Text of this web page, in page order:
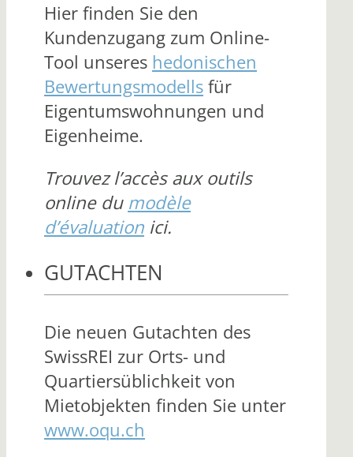
Hier finden Sie den
Kundenzugang zum Online-
Tool unseres hedonischen
Bewertungsmodellsfür
Eigentumswohnungen und
Eigenheime.
Trouvez l’accès aux outils
online du modèle
d’évaluation ici.
GUTACHTEN
Die neuen Gutachten des
SwissREI zur Orts- und
Quartiersüblichkeit von
Mietobjekten finden Sie unter
www.oqu.ch